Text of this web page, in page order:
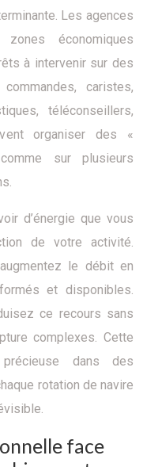
Les agences
économiques
à intervenir sur des
caristes,
téléconseillers,
organiser des «
sur plusieurs
d’énergie que vous
de votre activité.
le débit en
et disponibles.
ce recours sans
complexes. Cette
dans des
rotation de navire
face